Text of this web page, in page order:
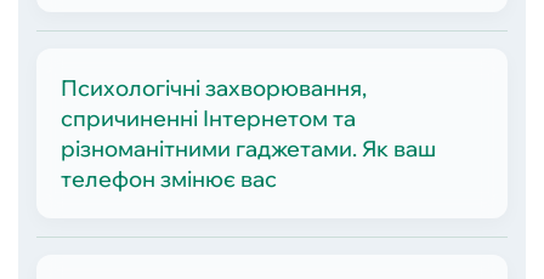
Психологічні захворювання,
спричиненні Інтернетом та
різноманітними гаджетами. Як ваш
телефон змінює вас